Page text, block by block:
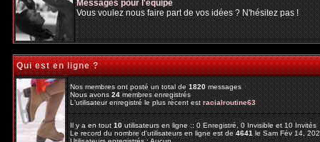
Messages pour l'équipe
Vous voulez nous faire part de vos idées ? N'hésitez pas !
Qui est en ligne ?
Nos membres ont posté un total de1820messages
Nous avons24membres enregistrés
L'utilisateur enregistré le plus récent estracialroutine63
Il y a en tout10utilisateurs en ligne :: 0 Enregistré, 0 Invisible et 10
Le record du nombre d'utilisateurs en ligne est de4641le Sam Fév 14,